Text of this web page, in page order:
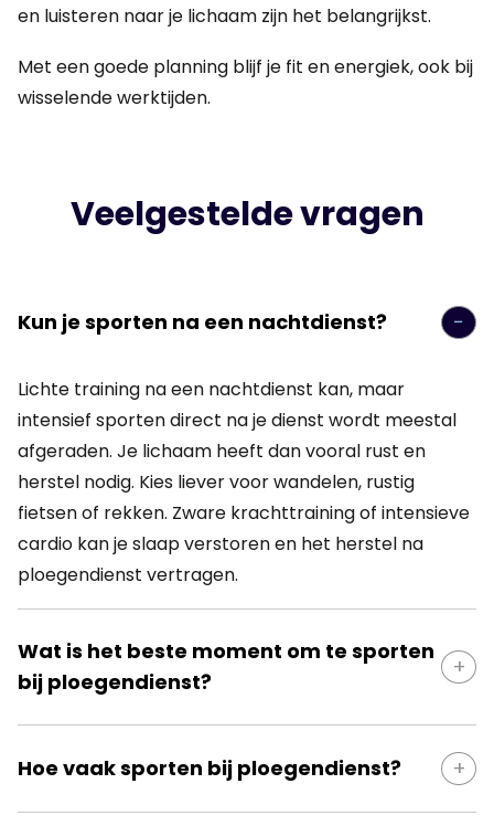
en luisteren naar je lichaam zijn het belangrijkst.
Met een goede planning blijf je fit en energiek, ook bij
wisselende werktijden.
Veelgestelde vragen
Kun je sporten na een nachtdienst?
Lichte training na een nachtdienst kan, maar
intensief sporten direct na je dienst wordt meestal
afgeraden. Je lichaam heeft dan vooral rust en
herstel nodig. Kies liever voor wandelen, rustig
fietsen of rekken. Zware krachttraining of intensieve
cardio kan je slaap verstoren en het herstel na
ploegendienst vertragen.
Wat is het beste moment om te sporten
bij ploegendienst?
hangt af van je rooster en energieniveau. Bij een
Hoe vaak sporten bij ploegendienst?